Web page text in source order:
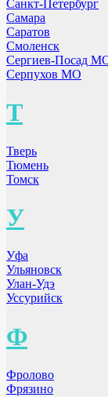
Санкт-Петербург
Самара
Саратов
Смоленск
Сергиев-Посад
Серпухов МО
Т
Тверь
Тюмень
Томск
У
Уфа
Ульяновск
Улан-Удэ
Уссурийск
Ф
Фролово
Фрязино